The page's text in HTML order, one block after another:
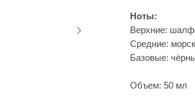
Ноты:
Верхние:
Средние:
Базовые:
Объем: 50 мл